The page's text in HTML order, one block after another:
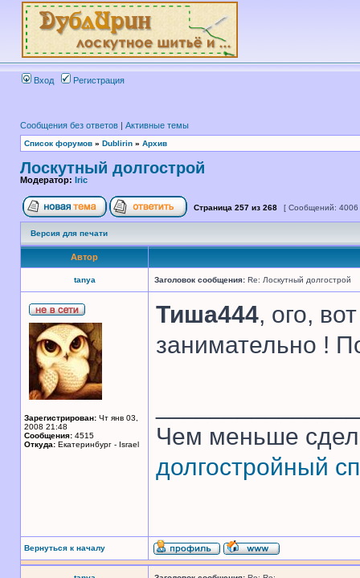
Вход Регистрация
Сообщения без ответов | Активные темы
Список форумов » Dublirin » Архив
Лоскутный долгострой
Модератор: Iric
Страница 257 из 268 [ Сообщений:
Версия для печати
Автор
tanya Заголовок сообщения: Re: Лоскутный долгострой
Зарегистрирован: Чт янв 03,
2008 21:48
Сообщения: 4515
Откуда: Екатеринбург - Israel
Тиша444, ого,
занимательно !
Чем меньше
долгостройный
Вернуться к началу